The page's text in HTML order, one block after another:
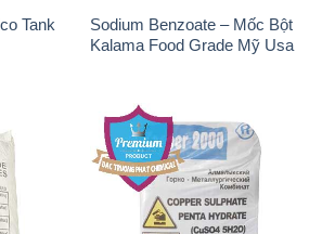
Tank
Sodium Benzoate – Mốc Bột
Kalama Food Grade Mỹ Usa